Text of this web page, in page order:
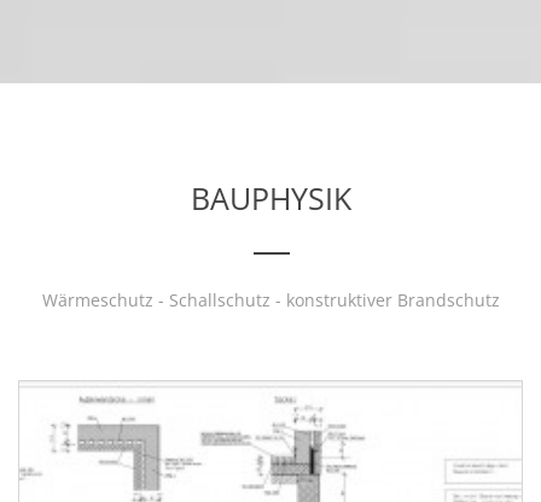
BAUPHYSIK
Wärmeschutz - Schallschutz - konstruktiver Brandschutz